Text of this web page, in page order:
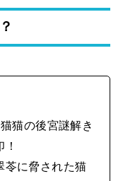
猫の後宮謎解き
苓に脅された猫